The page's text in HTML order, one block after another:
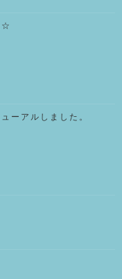
☆
ーアルしました。